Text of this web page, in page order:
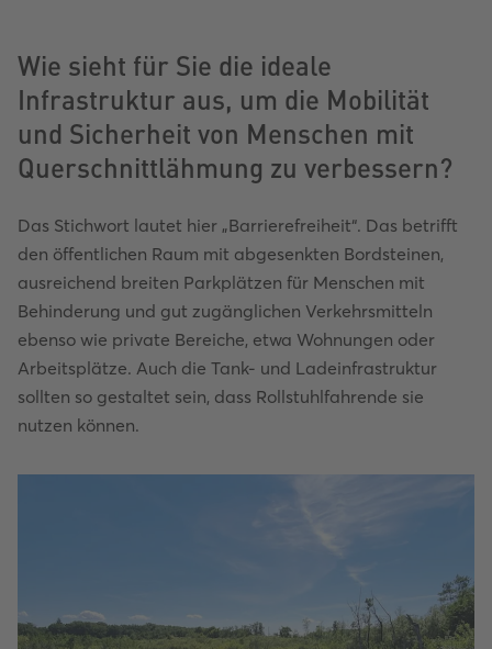
Wie sieht für Sie die ideale
Infrastruktur aus, um die Mobilität
und Sicherheit von Menschen mit
Querschnittlähmung zu verbessern?
Das Stichwort lautet hier „Barrierefreiheit“. Das betrifft
den öffentlichen Raum mit abgesenkten Bordsteinen,
ausreichend breiten Parkplätzen für Menschen mit
Behinderung und gut zugänglichen Verkehrsmitteln
ebenso wie private Bereiche, etwa Wohnungen oder
Arbeitsplätze. Auch die Tank- und Ladeinfrastruktur
sollten so gestaltet sein, dass Rollstuhlfahrende sie
nutzen können.